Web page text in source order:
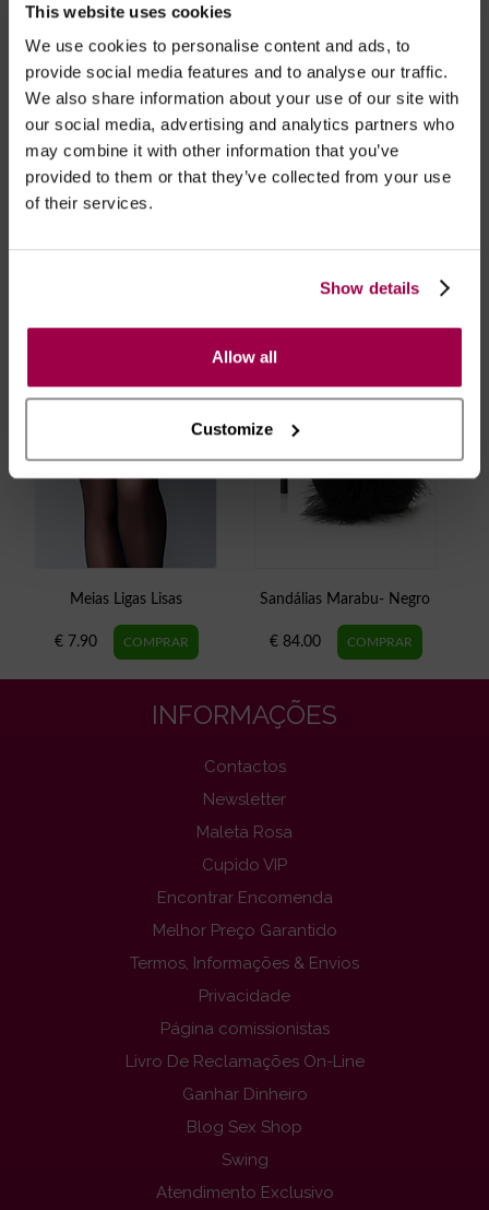
This website uses cookies
We use cookies to personalise content and ads, to
provide social media features and to analyse our traffic.
We also share information about your use of our site with
our social media, advertising and analytics partners who
may combine it with other information that you’ve
provided to them or that they’ve collected from your use
of their services.
Show details
Allow all
Customize
- Embalagens 100% discretas
- *Entrega em 24 horas para pedidos antes das 16:00 h.
Após as 16:00 h, a sua encomenda será entregue em 48
horas, dias úteis. Portugal e Espanha Continental para
artigos em stock. Portes gratis depende do país de envio.
Possibilidade de atraso em épocas festivas.
RECOMENDAMOS
Meias Ligas Lisas
€ 7.90
Sandálias Marabu- Negro
€ 84.00
INFORMAÇÕES
Contactos
Newsletter
Maleta Rosa
Cupido VIP
Encontrar Encomenda
Melhor Preço Garantido
Termos, Informações & Envios
Privacidade
Página comissionistas
Livro De Reclamações On-Line
Ganhar Dinheiro
Blog Sex Shop
Swing
Atendimento Exclusivo